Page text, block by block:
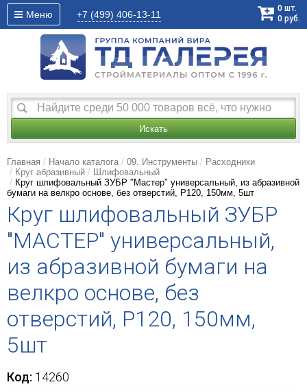
Меню +7 (499) 406-13-11
0 шт.
0 руб.
Искать
Главная Начало каталога 09. Инструменты
Расходники
Круг абразивный
Шлифовальный
Круг шлифовальный ЗУБР ″Мастер″ универсальный, из абразивной
бумаги на велкро основе, без отверстий, Р120, 150мм, 5шт
Круг шлифовальный ЗУБР
"МАСТЕР" универсальный,
из абразивной бумаги на
велкро основе, без
отверстий, Р120, 150мм,
5шт
Код: 14260